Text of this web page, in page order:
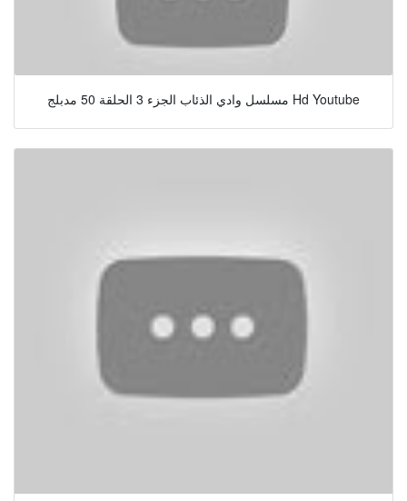
مسلسل وادي الذئاب الجزء 3 الحلقة 50 مدبلج Hd Youtube